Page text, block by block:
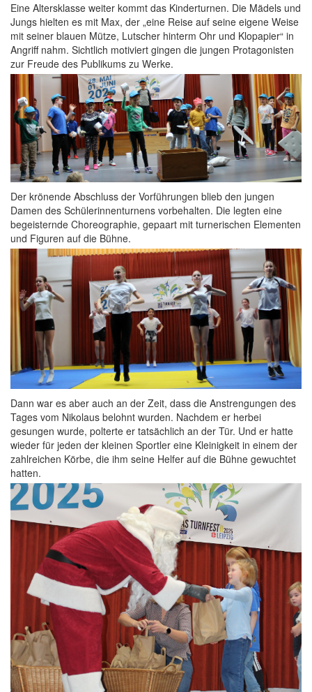
Eine Altersklasse weiter kommt das Kinderturnen. Die Mädels und
Jungs hielten es mit Max, der „eine Reise auf seine eigene Weise
mit seiner blauen Mütze, Lutscher hinterm Ohr und Klopapier“ in
Angriff nahm. Sichtlich motiviert gingen die jungen Protagonisten
zur Freude des Publikums zu Werke.
Der krönende Abschluss der Vorführungen blieb den jungen
Damen des Schülerinnenturnens vorbehalten. Die legten eine
begeisternde Choreographie, gepaart mit turnerischen Elementen
und Figuren auf die Bühne.
Dann war es aber auch an der Zeit, dass die Anstrengungen des
Tages vom Nikolaus belohnt wurden. Nachdem er herbei
gesungen wurde, polterte er tatsächlich an der Tür. Und er hatte
wieder für jeden der kleinen Sportler eine Kleinigkeit in einem der
zahlreichen Körbe, die ihm seine Helfer auf die Bühne gewuchtet
hatten.